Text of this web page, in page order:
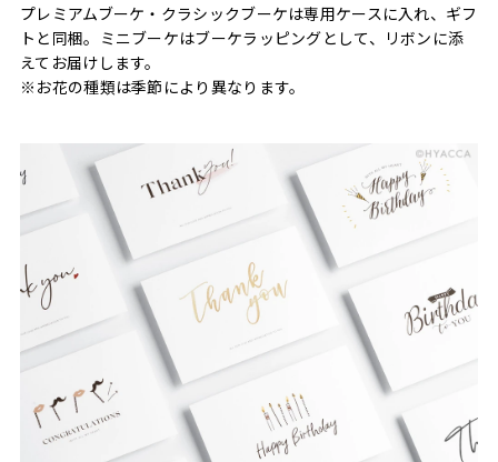
プレミアムブーケ・クラシックブーケは専用ケースに入れ、ギフ
トと同梱。ミニブーケはブーケラッピングとして、リボンに添
えてお届けします。
※お花の種類は季節により異なります。